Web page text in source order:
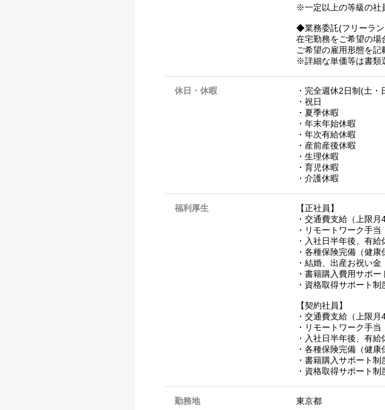
※一定以上の等級の社
◆業務委託(フリーラ
在宅勤務をご希望の場
ご希望の雇用形態を記
※詳細な単価等は書類
休日・休暇
・完全週休2日制(土・
・祝日
・夏季休暇
・年末年始休暇
・年次有給休暇
・産前産後休暇
・生理休暇
・育児休暇
・介護休暇
福利厚生
【正社員】
・交通費支給（上限月
・リモートワーク手当
・入社日半年後、有
・各種保険完備（健
・結婚、出産お祝い金
・書籍購入費用サポー
・資格取得サポート制
【契約社員】
・交通費支給（上限月
・リモートワーク手当
・入社日半年後、有
・各種保険完備（健
・書籍購入サポート制
・資格取得サポート制
勤務地 東京都